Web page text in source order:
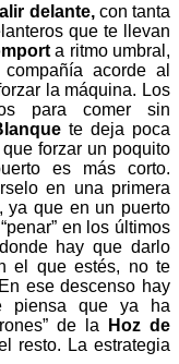
delante,con tanta
que te llevan
a ritmo umbral,
acorde al
la máquina. Los
para comer sin
te deja poca
forzar un poquito
es más corto.
en una primera
ya que en un puerto
en los últimos
hay que darlo
el que estés, no te
ese descenso hay
piensa que ya ha
de la
Hoz de
resto. La estrategia